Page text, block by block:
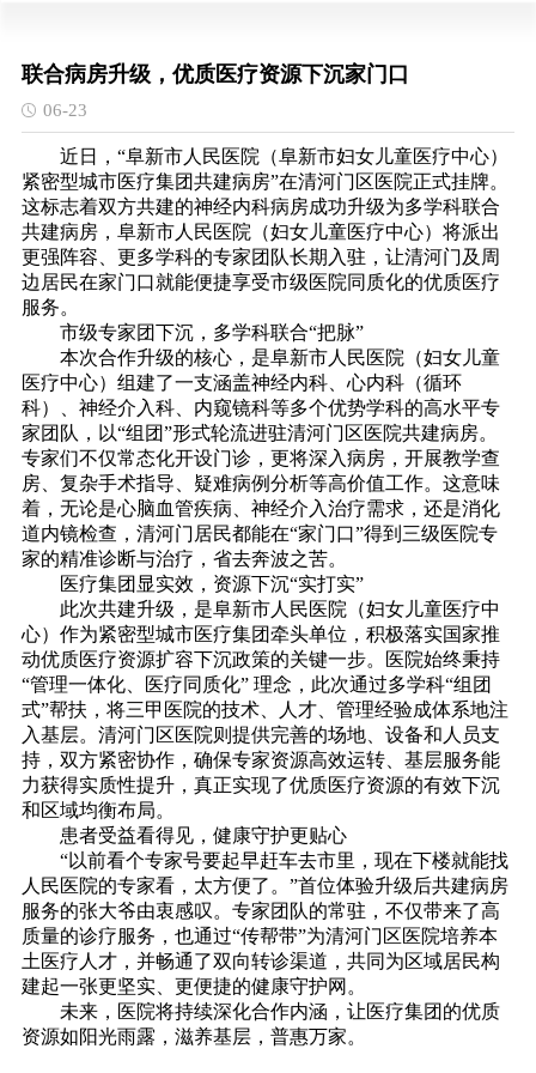
联合病房升级，优质医疗资源下沉家门口
06-23
近日，“阜新市人民医院（阜新市妇女儿童医疗中心）
紧密型城市医疗集团共建病房”在清河门区医院正式挂牌。
这标志着双方共建的神经内科病房成功升级为多学科联合
共建病房，阜新市人民医院（妇女儿童医疗中心）将派出
更强阵容、更多学科的专家团队长期入驻，让清河门及周
边居民在家门口就能便捷享受市级医院同质化的优质医疗
服务。
市级专家团下沉，多学科联合“把脉”
本次合作升级的核心，是阜新市人民医院（妇女儿童
医疗中心）组建了一支涵盖神经内科、心内科（循环
科）、神经介入科、内窥镜科等多个优势学科的高水平专
家团队，以“组团”形式轮流进驻清河门区医院共建病房。
专家们不仅常态化开设门诊，更将深入病房，开展教学查
房、复杂手术指导、疑难病例分析等高价值工作。这意味
着，无论是心脑血管疾病、神经介入治疗需求，还是消化
道内镜检查，清河门居民都能在“家门口”得到三级医院专
家的精准诊断与治疗，省去奔波之苦。
医疗集团显实效，资源下沉“实打实”
此次共建升级，是阜新市人民医院（妇女儿童医疗中
心）作为紧密型城市医疗集团牵头单位，积极落实国家推
动优质医疗资源扩容下沉政策的关键一步。医院始终秉持
“管理一体化、医疗同质化” 理念，此次通过多学科“组团
式”帮扶，将三甲医院的技术、人才、管理经验成体系地注
入基层。清河门区医院则提供完善的场地、设备和人员支
持，双方紧密协作，确保专家资源高效运转、基层服务能
力获得实质性提升，真正实现了优质医疗资源的有效下沉
和区域均衡布局。
患者受益看得见，健康守护更贴心
“以前看个专家号要起早赶车去市里，现在下楼就能找
人民医院的专家看，太方便了。”首位体验升级后共建病房
服务的张大爷由衷感叹。专家团队的常驻，不仅带来了高
质量的诊疗服务，也通过“传帮带”为清河门区医院培养本
土医疗人才，并畅通了双向转诊渠道，共同为区域居民构
建起一张更坚实、更便捷的健康守护网。
未来，医院将持续深化合作内涵，让医疗集团的优质
资源如阳光雨露，滋养基层，普惠万家。